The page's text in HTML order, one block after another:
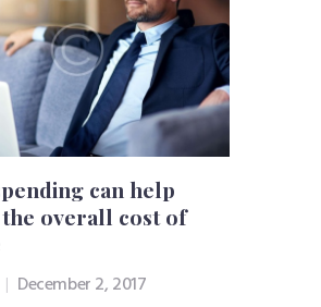
can help
overall cost of
December 2, 2017